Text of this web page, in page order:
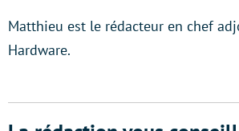
Matthieu est le rédacteur en chef
Hardware.